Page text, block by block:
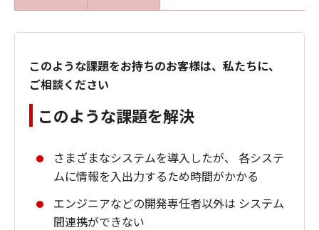
このような課題をお持ちのお客様は、私たちに、
ご相談ください
このような課題を解決
さまざまなシステムを導入したが、 各システ
ムに情報を入出力するため時間がかかる
エンジニアなどの開発専任者以外は システム
間連携ができない